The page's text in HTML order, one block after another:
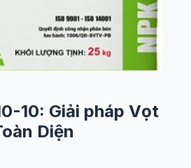
10: Giải pháp Vọt
Diện